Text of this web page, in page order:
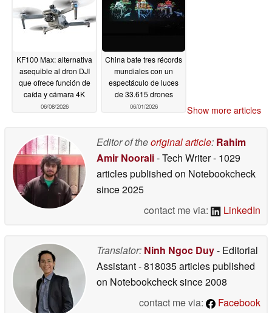
KF100 Max: alternativa
asequible al dron DJI
que ofrece función de
caída y cámara 4K
06/08/2026
China bate tres récords
mundiales con un
espectáculo de luces
de 33.615 drones
06/01/2026 Show more articles
Editor of theoriginal article: Rahim
Amir Noorali- Tech Writer- 1029
articles published on Notebookcheck
since 2025
contact me via:
LinkedIn
Translator: Ninh Ngoc Duy- Editorial
Assistant- 818035 articles published
on Notebookchecksince 2008
contact me via:
Facebook